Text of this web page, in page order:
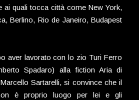
ai quali tocca città come New York,
Berlino, Rio de Janeiro, Budapest
aver lavorato con lo zio Turi Ferro
Spadaro) alla fiction Aria di
Sartarelli, si convince che il
è proprio luogo per lei e gli